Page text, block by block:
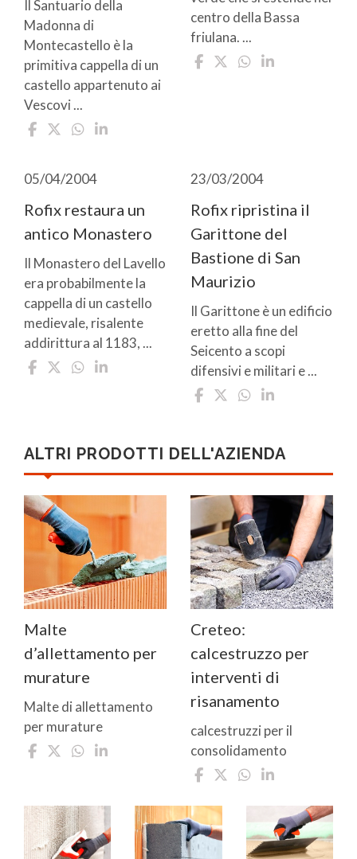
Il Santuario della
Madonna di
Montecastello è la
primitiva cappella di un
castello appartenuto ai
Vescovi ...
centro della Bassa
friulana. ...
05/04/2004
Rofix restaura un
antico Monastero
Il Monastero del Lavello
era probabilmente la
cappella di un castello
medievale, risalente
addirittura al 1183, ...
23/03/2004
Rofix ripristina il
Garittone del
Bastione di San
Maurizio
Il Garittone è un edificio
eretto alla fine del
Seicento a scopi
difensivi e militari e ...
ALTRI PRODOTTI DELL'AZIENDA
Malte
d’allettamento per
murature
Malte di allettamento
per murature
Creteo:
calcestruzzo per
interventi di
risanamento
calcestruzzi per il
consolidamento